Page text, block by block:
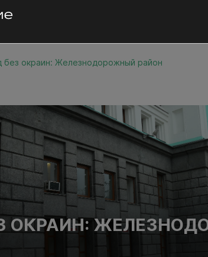
без окраин: Железнодорожный район
ОКРАИН: